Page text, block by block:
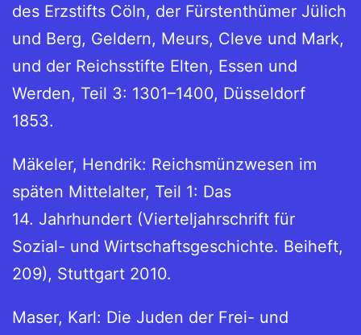
des Erzstifts Cöln, der Fürstenthümer Jülich
und Berg, Geldern, Meurs, Cleve und Mark,
und der Reichsstifte Elten, Essen und
Werden, Teil 3: 1301–1400, Düsseldorf
1853.
Mäkeler, Hendrik: Reichsmünzwesen im
späten Mittelalter, Teil 1: Das
14. Jahrhundert (Vierteljahrschrift für
Sozial- und Wirtschaftsgeschichte. Beiheft,
209), Stuttgart 2010.
Maser, Karl: Die Juden der Frei- und